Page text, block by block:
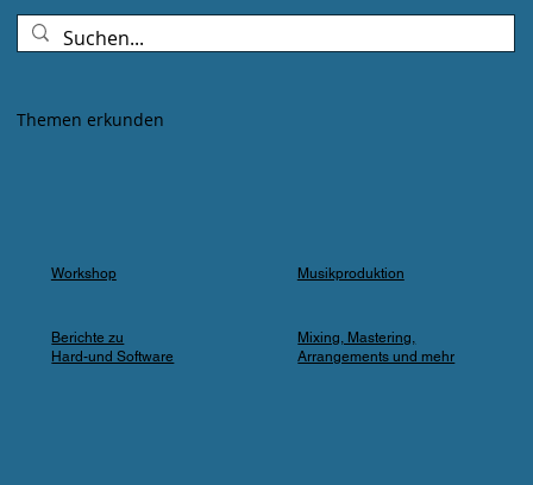
Farbspots in Türkis, Lila und Blau – die
„Erdbeere" versank für ein paar Minuten in
einfach nicht erwartet.
Themen erkunden
Workshop
Berichte zu
Hard-und Software
Musikproduktion
Mixing, Mastering,
Arrangements und mehr